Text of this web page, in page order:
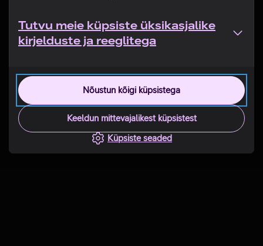
Tutvu meie küpsiste üksikasjalike
kirjelduste ja reeglitega
Nõustun kõigi küpsistega
Keeldun mittevajalikest küpsistest
Küpsiste seaded